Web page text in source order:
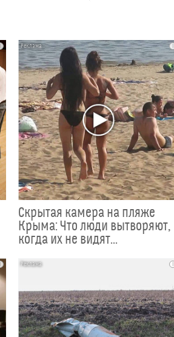
i i
Скрытая камера на пляже
Крыма: Что люди вытворяют,
когда их не видят...
i i